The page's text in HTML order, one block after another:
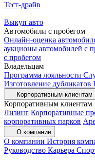
Тест-драйв
Выкуп авто
Автомобили с пробегом
Онлайн-оценка
аукционы автомобилей с
с пробегом
Владельцам
Программа лояльности
Изготовление дубликатов
Корпоративным клиентам
Корпоративным клиентам
Лизинг Корпоративные
корпоративных парков
О компании
О компании История
Руководство Карьера